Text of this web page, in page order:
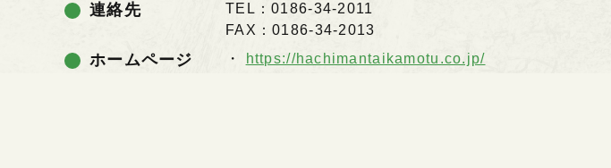
連絡先
TEL：0186-34-2011
FAX：0186-34-2013
ホームページ https://hachimantaikamotu.co.jp/